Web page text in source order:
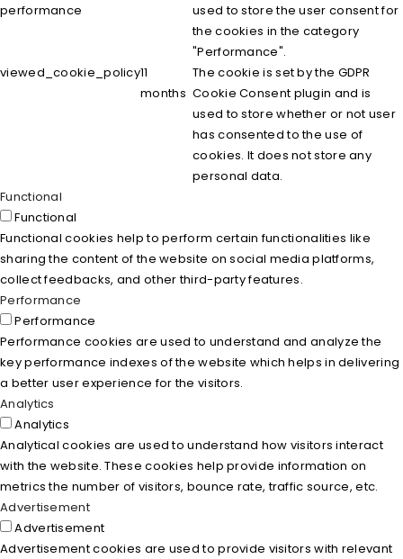
performance
used to store the user consent for
the cookies in the category
"Performance".
viewed_cookie_policy11
months
The cookie is set by the GDPR
Cookie Consent plugin and is
used to store whether or not user
has consented to the use of
cookies. It does not store any
personal data.
Functional
Functional
Functional cookies help to perform certain functionalities like
sharing the content of the website on social media platforms,
collect feedbacks, and other third-party features.
Performance
Performance
Performance cookies are used to understand and analyze the
key performance indexes of the website which helps in delivering
a better user experience for the visitors.
Analytics
Analytics
Analytical cookies are used to understand how visitors interact
with the website. These cookies help provide information on
metrics the number of visitors, bounce rate, traffic source, etc.
Advertisement
Advertisement
Advertisement cookies are used to provide visitors with relevant